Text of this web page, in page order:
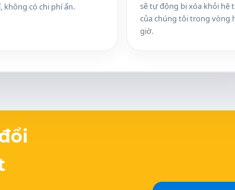
không có chi phí ẩn.
sẽ tự động bị xóa khỏi hệ
của chúng tôi trong vòng
giờ.